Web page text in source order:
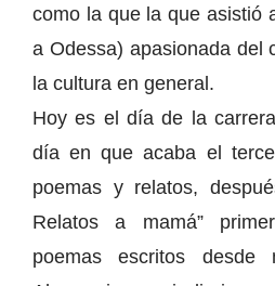
como la que la que asistió
a Odessa) apasionada del
la cultura en general.
Hoy es el día de la
día en que acaba el
poemas y relatos,
Relatos a mamá”
poemas escritos desde